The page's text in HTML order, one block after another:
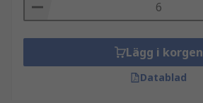
Lägg i korgen
Datablad